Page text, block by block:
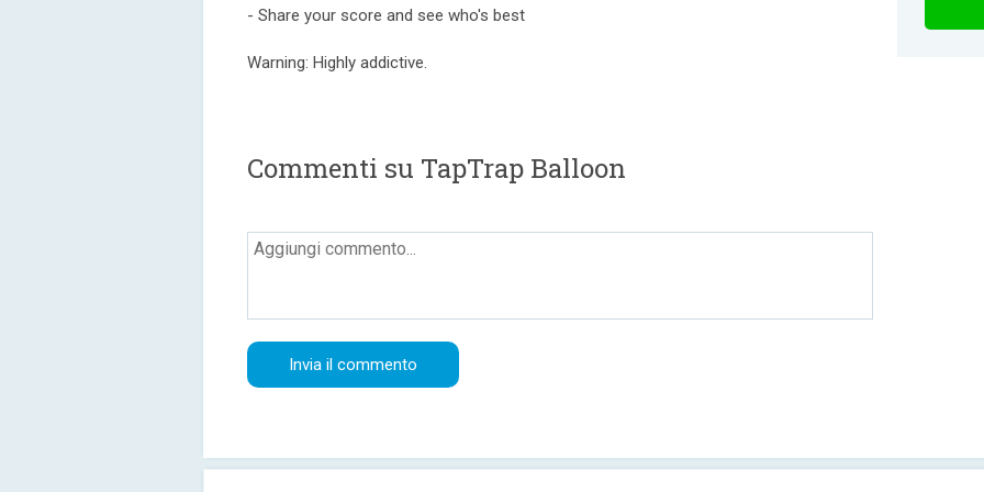
- Share your score and see who's best
Warning: Highly addictive.
Commenti su TapTrap Balloon